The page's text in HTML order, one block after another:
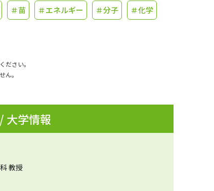
個人情報取扱規定
＃苗 ＃エネルギー ＃分子 ＃化学
さい。
ん。
大学情報
教授